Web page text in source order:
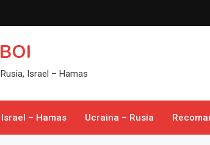
Israel – Hamas
Israel – Hamas Ucraina – Rusia